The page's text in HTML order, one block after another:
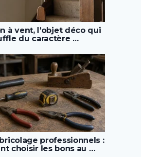
à vent, l’objet déco qui
du caractère …
professionnels :
choisir les bons au …